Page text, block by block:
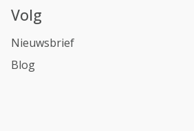
Volg
Nieuwsbrief
Blog